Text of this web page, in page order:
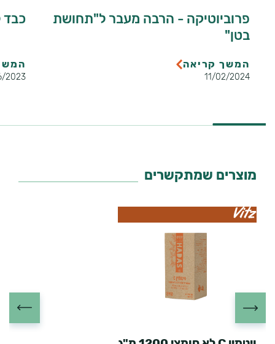
11/02/2024
פרוביוטיקה - הרבה מעבר ל"תחושת
בטן"
המשך קריאה
2023
כבד
מוצרים שמתקשרים